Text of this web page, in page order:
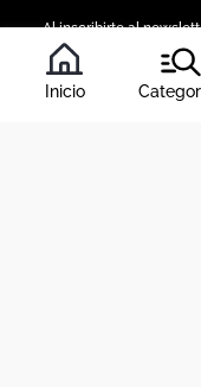
Inicio
Al inscribirte al
condiciones
, y nuestra